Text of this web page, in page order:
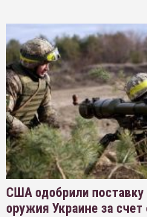
США одобрили поставку
оружия Украине за